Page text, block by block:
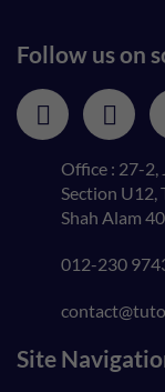
Follow us on
Office : 27-2,
Section U12,
Shah Alam
012-230
Site